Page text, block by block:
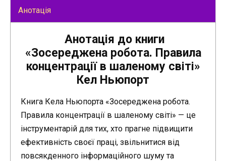
Анотація
Анотація до книги
«Зосереджена робота. Правила
концентрації в шаленому світі»
Кел Ньюпорт
Книга Кела Ньюпорта «Зосереджена робота.
Правила концентрації в шаленому світі» — це
інструментарій для тих, хто прагне підвищити
ефективність своєї праці, звільнитися від
повсякденного інформаційного шуму та